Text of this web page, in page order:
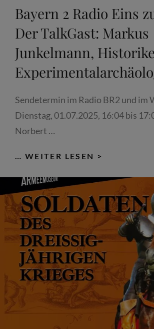
Bayern 2 Radio Eins
Der TalkGast: Markus
Junkelmann,
Sendetermin im Radio BR2 und im
Dienstag, 01.07.2025, 16:04 bis
Norbert …
… WEITER LESEN >
RADIO
EINS
ZU
EINS.
DER
MARKUS
UND